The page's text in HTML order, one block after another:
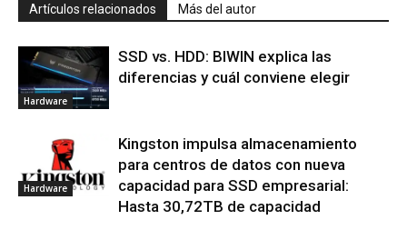
Artículos relacionados Más del autor
Hardware
SSD vs. HDD: BIWIN explica las
diferencias y cuál conviene elegir
Hardware
Kingston impulsa almacenamiento
para centros de datos con nueva
capacidad para SSD empresarial:
Hasta 30,72TB de capacidad